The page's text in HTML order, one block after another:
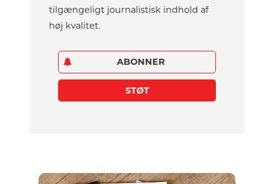
tilgængeligt journalistisk indhold af
høj kvalitet.
ABONNER
STØT